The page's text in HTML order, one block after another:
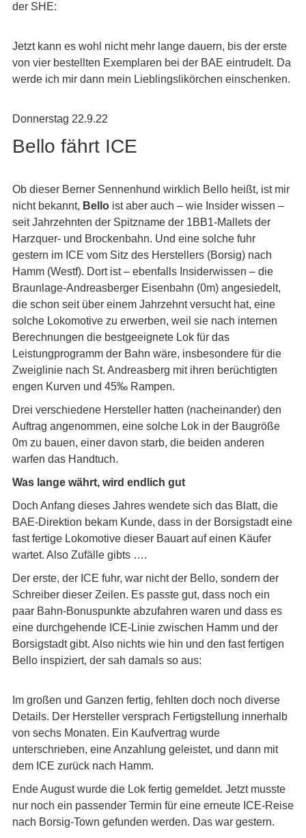
der SHE:
Jetzt kann es wohl nicht mehr lange dauern, bis der erste
von vier bestellten Exemplaren bei der BAE eintrudelt. Da
werde ich mir dann mein Lieblingslikörchen einschenken.
Donnerstag 22.9.22
Bello fährt ICE
Ob dieser Berner Sennenhund wirklich Bello heißt, ist mir
nicht bekannt, Belloist aber auch – wie Insider wissen –
seit Jahrzehnten der Spitzname der 1BB1-Mallets der
Harzquer- und Brockenbahn. Und eine solche fuhr
gestern im ICE vom Sitz des Herstellers (Borsig) nach
Hamm (Westf). Dort ist – ebenfalls Insiderwissen – die
Braunlage-Andreasberger Eisenbahn (0m) angesiedelt,
die schon seit über einem Jahrzehnt versucht hat, eine
solche Lokomotive zu erwerben, weil sie nach internen
Berechnungen die bestgeeignete Lok für das
Leistungprogramm der Bahn wäre, insbesondere für die
Zweiglinie nach St. Andreasberg mit ihren berüchtigten
engen Kurven und 45‰ Rampen.
Drei verschiedene Hersteller hatten (nacheinander) den
Auftrag angenommen, eine solche Lok in der Baugröße
0m zu bauen, einer davon starb, die beiden anderen
warfen das Handtuch.
Was lange währt, wird endlich gut
Doch Anfang dieses Jahres wendete sich das Blatt, die
BAE-Direktion bekam Kunde, dass in der Borsigstadt eine
fast fertige Lokomotive dieser Bauart auf einen Käufer
wartet. Also Zufälle gibts ….
Der erste, der ICE fuhr, war nicht der Bello, sondern der
Schreiber dieser Zeilen. Es passte gut, dass noch ein
paar Bahn-Bonuspunkte abzufahren waren und dass es
eine durchgehende ICE-Linie zwischen Hamm und der
Borsigstadt gibt. Also nichts wie hin und den fast fertigen
Bello inspiziert, der sah damals so aus:
Im großen und Ganzen fertig, fehlten doch noch diverse
Details. Der Hersteller versprach Fertigstellung innerhalb
von sechs Monaten. Ein Kaufvertrag wurde
unterschrieben, eine Anzahlung geleistet, und dann mit
dem ICE zurück nach Hamm.
Ende August wurde die Lok fertig gemeldet. Jetzt musste
nur noch ein passender Termin für eine erneute ICE-Reise
nach Borsig-Town gefunden werden. Das war gestern.